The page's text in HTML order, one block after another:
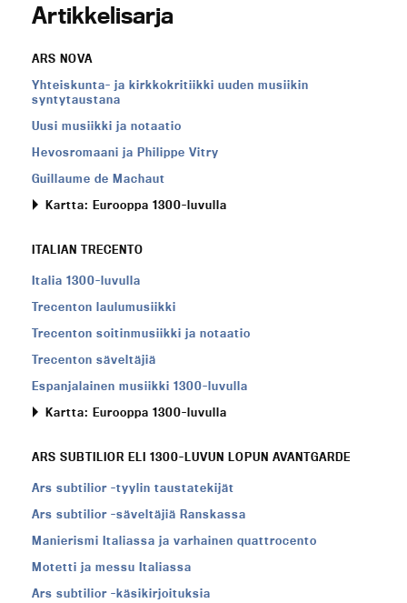
Artikkelisarja
ARS NOVA
Yhteiskunta- ja kirkkokritiikki uuden musiikin
syntytaustana
Uusi musiikki ja notaatio
Hevosromaani ja Philippe Vitry
Guillaume de Machaut
Kartta: Eurooppa 1300-luvulla
ITALIAN TRECENTO
Italia 1300-luvulla
Trecenton laulumusiikki
Trecenton soitinmusiikki ja notaatio
Trecenton säveltäjiä
Espanjalainen musiikki 1300-luvulla
Kartta: Eurooppa 1300-luvulla
ARS SUBTILIOR ELI 1300-LUVUN LOPUN AVANTGARDE
Ars subtilior -tyylin taustatekijät
Ars subtilior -säveltäjiä Ranskassa
Manierismi Italiassa ja varhainen quattrocento
Motetti ja messu Italiassa
Ars subtilior -käsikirjoituksia